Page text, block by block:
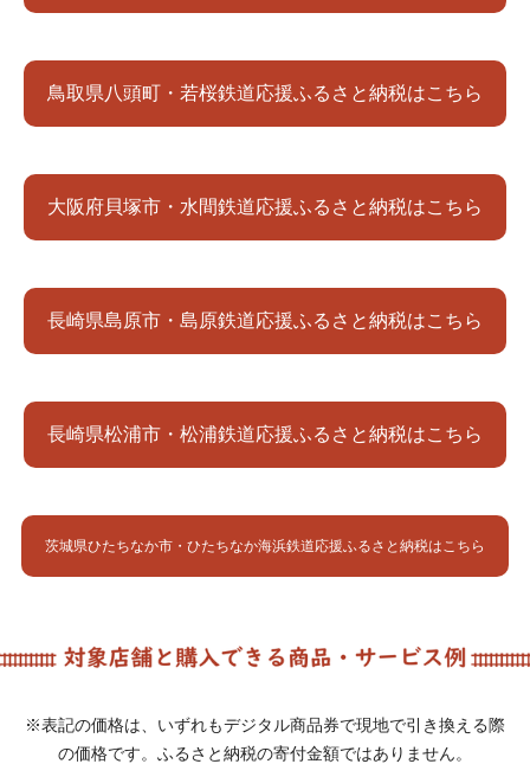
鳥取県八頭町・若桜鉄道応援ふるさと納税はこちら
大阪府貝塚市・水間鉄道応援ふるさと納税はこちら
長崎県島原市・島原鉄道応援ふるさと納税はこちら
長崎県松浦市・松浦鉄道応援ふるさと納税はこちら
茨城県ひたちなか市・ひたちなか海浜鉄道応援ふるさと納税はこちら
※表記の価格は、いずれもデジタル商品券で現地で引き換える際
の価格です。ふるさと納税の寄付金額ではありません。